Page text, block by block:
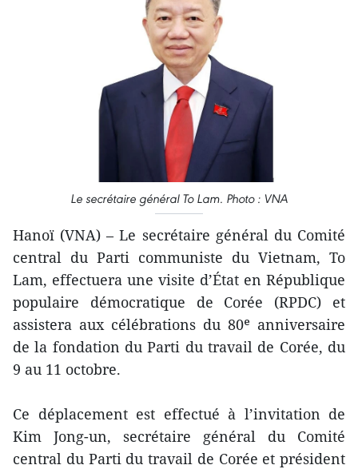
Le secrétaire général To Lam. Photo : VNA
Hanoï (VNA) – Le secrétaire général du Comité
central du Parti communiste du Vietnam, To
Lam, effectuera une visite d’État en République
populaire démocratique de Corée (RPDC) et
assistera aux célébrations du 80ᵉ anniversaire
de la fondation du Parti du travail de Corée, du
9 au 11 octobre.
Ce déplacement est effectué à l’invitation de
Kim Jong-un, secrétaire général du Comité
central du Parti du travail de Corée et président